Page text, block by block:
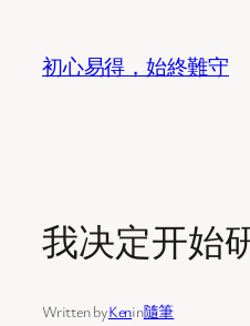
content
初心易得，始終難守
我决定开始
Written byKenin隨筆